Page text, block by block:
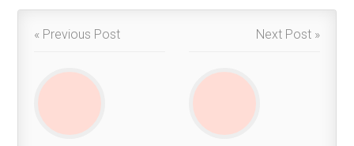
« Previous Post Next Post »